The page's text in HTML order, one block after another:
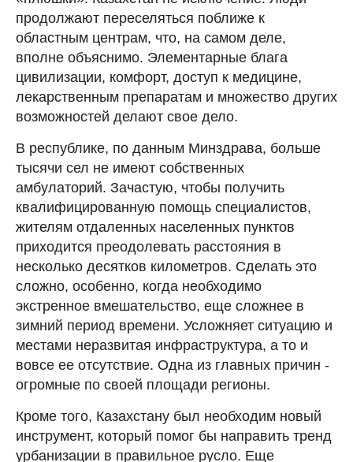
продолжают переселяться поближе к
областным центрам, что, на самом деле,
вполне объяснимо. Элементарные блага
цивилизации, комфорт, доступ к медицине,
лекарственным препаратам и множество других
возможностей делают свое дело.
В республике, по данным Минздрава, больше
тысячи сел не имеют собственных
амбулаторий. Зачастую, чтобы получить
квалифицированную помощь специалистов,
жителям отдаленных населенных пунктов
приходится преодолевать расстояния в
несколько десятков километров. Сделать это
сложно, особенно, когда необходимо
экстренное вмешательство, еще сложнее в
зимний период времени. Усложняет ситуацию и
местами неразвитая инфраструктура, а то и
вовсе ее отсутствие. Одна из главных причин -
огромные по своей площади регионы.
Кроме того, Казахстану был необходим новый
инструмент, который помог бы направить тренд
урбанизации в правильное русло. Еще